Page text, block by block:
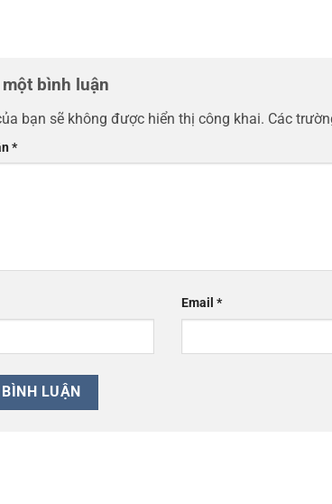
bình luận
bạn sẽ không được hiển thị công khai. Các
*
Email *